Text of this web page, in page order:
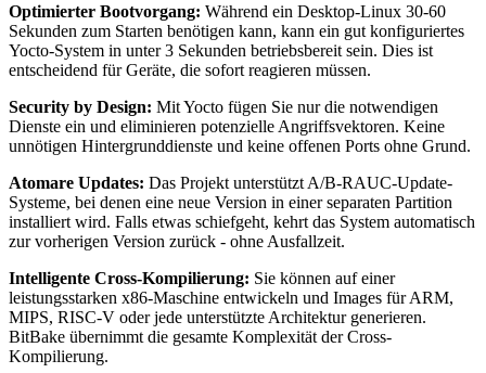
Optimierter Bootvorgang: Während ein Desktop-Linux 30-60
Sekunden zum Starten benötigen kann, kann ein gut konfiguriertes
Yocto-System in unter 3 Sekunden betriebsbereit sein. Dies ist
entscheidend für Geräte, die sofort reagieren müssen.
Security by Design: Mit Yocto fügen Sie nur die notwendigen
Dienste ein und eliminieren potenzielle Angriffsvektoren. Keine
unnötigen Hintergrunddienste und keine offenen Ports ohne Grund.
Atomare Updates: Das Projekt unterstützt A/B-RAUC-Update-
Systeme, bei denen eine neue Version in einer separaten Partition
installiert wird. Falls etwas schiefgeht, kehrt das System automatisch
zur vorherigen Version zurück - ohne Ausfallzeit.
Intelligente Cross-Kompilierung: Sie können auf einer
leistungsstarken x86-Maschine entwickeln und Images für ARM,
MIPS, RISC-V oder jede unterstützte Architektur generieren.
BitBake übernimmt die gesamte Komplexität der Cross-
Kompilierung.